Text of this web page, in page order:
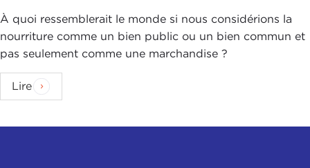
À quoi ressemblerait le monde si nous considérions la
nourriture comme un bien public ou un bien commun et
pas seulement comme une marchandise ?
Lire